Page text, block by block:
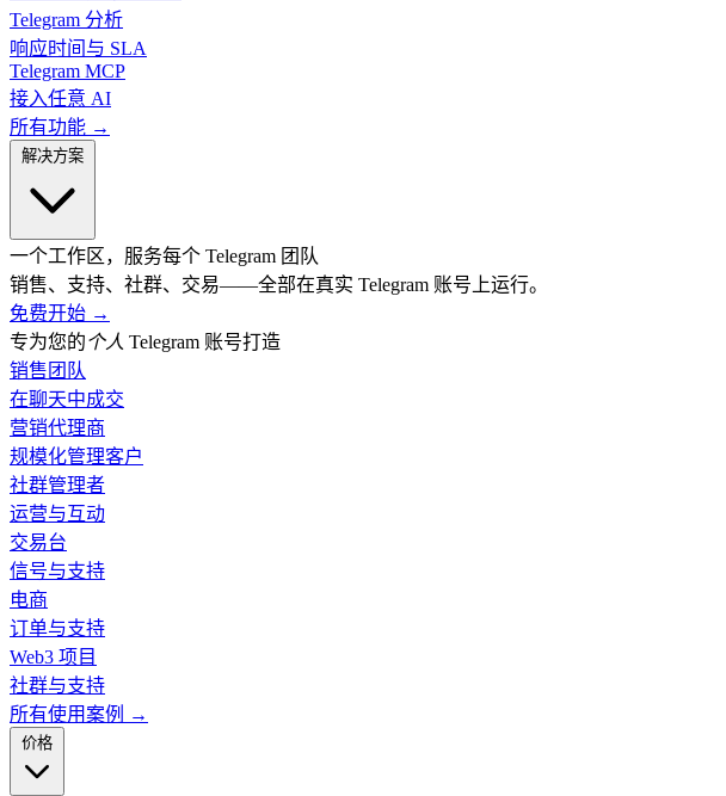
Telegram 分析
响应时间与 SLA
Telegram MCP
接入任意 AI
所有功能 →
解决方案
一个工作区，服务每个 Telegram 团队
销售、支持、社群、交易——全部在真实 Telegram 账号上运行。
免费开始 →
专为您的个人 Telegram 账号打造
销售团队
在聊天中成交
营销代理商
规模化管理客户
社群管理者
运营与互动
交易台
信号与支持
电商
订单与支持
Web3 项目
社群与支持
所有使用案例 →
价格